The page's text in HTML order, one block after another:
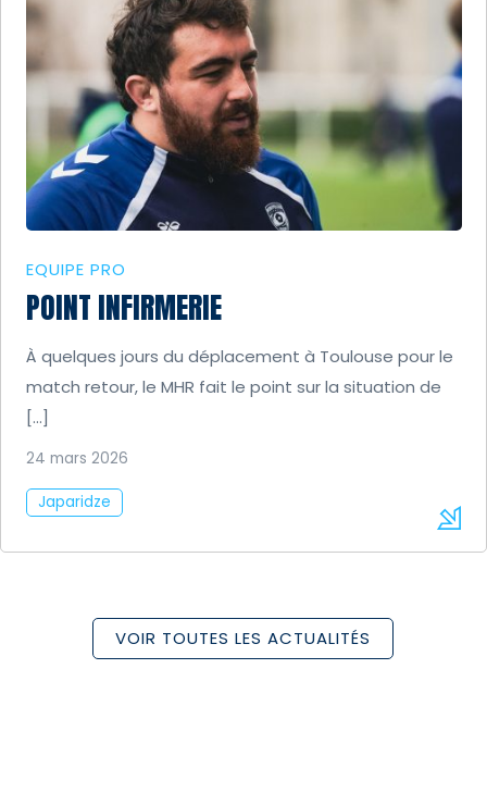
EQUIPE PRO
POINT INFIRMERIE
À quelques jours du déplacement à Toulouse pour le
match retour, le MHR fait le point sur la situation de
[…]
24 mars 2026
Japaridze
VOIR TOUTES LES ACTUALITÉS